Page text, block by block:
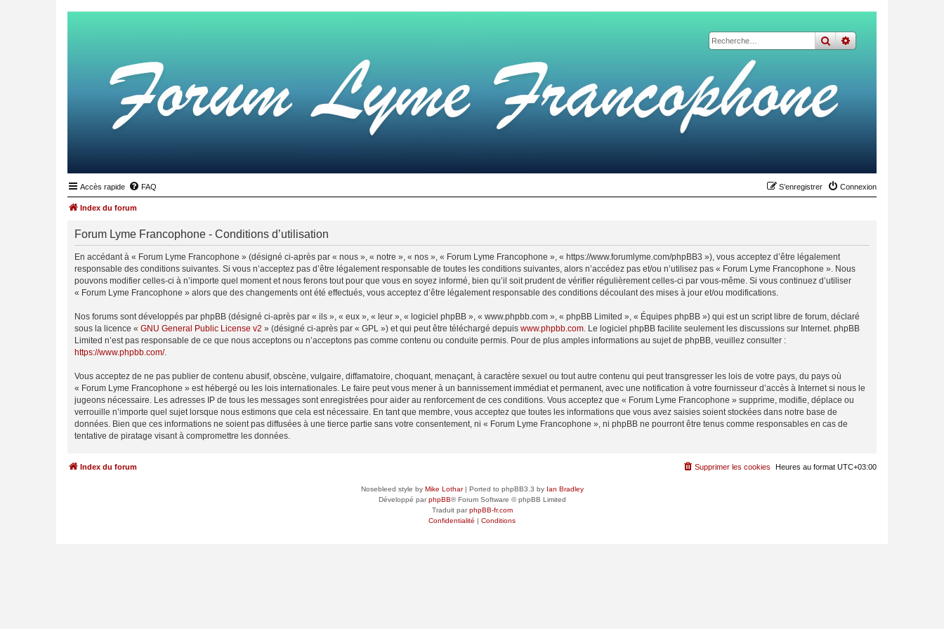
rechercher
recherche
Accès rapide FAQ Connexion
S’enregistrer
Index du forum
Forum Lyme Francophone - Conditions d’utilisation
En accédant à « Forum Lyme Francophone » (désigné ci-après par « nous », « notre », « nos », « Forum Lyme Francophone », « https://www.forumlyme.com/phpBB3 »), vous acceptez d’être légalement
responsable des conditions suivantes. Si vous n’acceptez pas d’être légalement responsable de toutes les conditions suivantes, alors n’accédez pas et/ou n’utilisez pas « Forum Lyme Francophone ». Nous
pouvons modifier celles-ci à n’importe quel moment et nous ferons tout pour que vous en soyez informé, bien qu’il soit prudent de vérifier régulièrement celles-ci par vous-même. Si vous continuez d’utiliser
« Forum Lyme Francophone » alors que des changements ont été effectués, vous acceptez d’être légalement responsable des conditions découlant des mises à jour et/ou modifications.
Nos forums sont développés par phpBB (désigné ci-après par « ils », « eux », « leur », « logiciel phpBB », « www.phpbb.com », « phpBB Limited », « Équipes phpBB ») qui est un script libre de forum, déclaré
sous la licence « GNU General Public License v2 » (désigné ci-après par « GPL ») et qui peut être téléchargé depuis www.phpbb.com. Le logiciel phpBB facilite seulement les discussions sur Internet. phpBB
Limited n’est pas responsable de ce que nous acceptons ou n’acceptons pas comme contenu ou conduite permis. Pour de plus amples informations au sujet de phpBB, veuillez consulter :
https://www.phpbb.com/.
Vous acceptez de ne pas publier de contenu abusif, obscène, vulgaire, diffamatoire, choquant, menaçant, à caractère sexuel ou tout autre contenu qui peut transgresser les lois de votre pays, du pays où
« Forum Lyme Francophone » est hébergé ou les lois internationales. Le faire peut vous mener à un bannissement immédiat et permanent, avec une notification à votre fournisseur d’accès à Internet si nous le
jugeons nécessaire. Les adresses IP de tous les messages sont enregistrées pour aider au renforcement de ces conditions. Vous acceptez que « Forum Lyme Francophone » supprime, modifie, déplace ou
verrouille n’importe quel sujet lorsque nous estimons que cela est nécessaire. En tant que membre, vous acceptez que toutes les informations que vous avez saisies soient stockées dans notre base de
données. Bien que ces informations ne soient pas diffusées à une tierce partie sans votre consentement, ni « Forum Lyme Francophone », ni phpBB ne pourront être tenus comme responsables en cas de
tentative de piratage visant à compromettre les données.
Index du forum Heures au format UTC+03:00
Supprimer les cookies
Nosebleed style by Mike Lothar| Ported to phpBB3.3 by Ian Bradley
Développé parphpBB® Forum Software © phpBB Limited
Traduit parphpBB-fr.com
Confidentialité | Conditions